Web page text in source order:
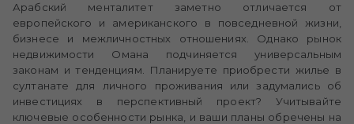
Арабский менталитет заметно отличается от
европейского и американского в повседневной жизни,
бизнесе и межличностных отношениях. Однако рынок
недвижимости Омана подчиняется универсальным
законам и тенденциям. Планируете приобрести жилье в
султанате для личного проживания или задумались об
инвестициях в перспективный проект? Учитывайте
ключевые особенности рынка, и ваши планы обречены на